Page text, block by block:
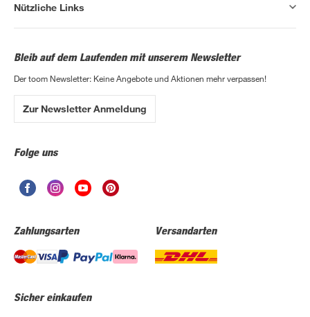
Nützliche Links
Bleib auf dem Laufenden mit unserem Newsletter
Der toom Newsletter: Keine Angebote und Aktionen mehr verpassen!
Zur Newsletter Anmeldung
Folge uns
Zahlungsarten Versandarten
Sicher einkaufen